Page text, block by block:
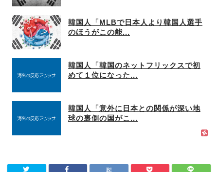
韓国人「MLBで日本人より韓国人選手
のほうがこの能...
韓国人「韓国のネットフリックスで初
めて１位になった...
韓国人「意外に日本との関係が深い地
球の裏側の国がこ...